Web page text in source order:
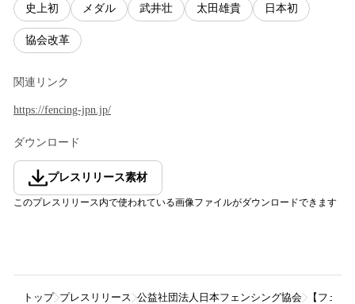
史上初 メダル 武井壮 太田雄貴 日本初
協会改革
関連リンク
https://fencing-jpn.jp/
ダウンロード
プレスリリース素材
このプレスリリース内で使われている画像ファイルがダウンロードできます
トップ プレスリリース 公益社団法人日本フェンシング協会 【フェ